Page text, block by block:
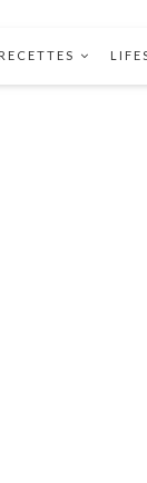
RECETTES